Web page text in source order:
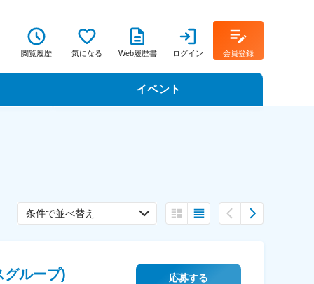
閲覧履歴 気になる Web履歴書 ログイン 会員登録
イベント
条件で並べ替え
グループ) 応募する